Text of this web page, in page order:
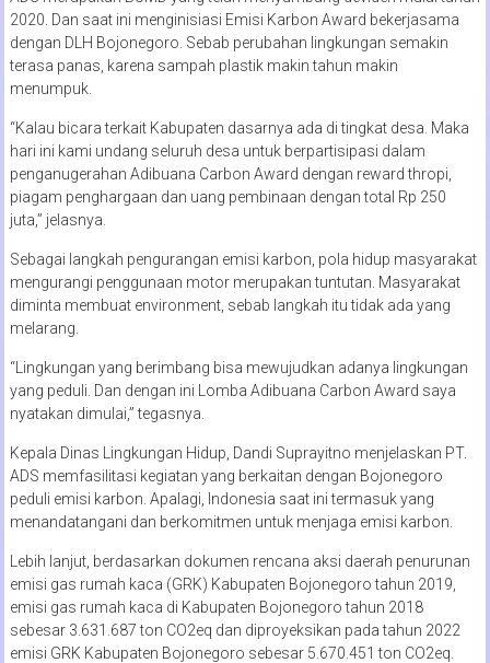
2020. Dan saat ini menginisiasi Emisi Karbon Award bekerjasama
dengan DLH Bojonegoro. Sebab perubahan lingkungan semakin
terasa panas, karena sampah plastik makin tahun makin
menumpuk.
“Kalau bicara terkait Kabupaten dasarnya ada di tingkat desa. Maka
hari ini kami undang seluruh desa untuk berpartisipasi dalam
penganugerahan Adibuana Carbon Award dengan reward thropi,
piagam penghargaan dan uang pembinaan dengan total Rp 250
juta,” jelasnya.
Sebagai langkah pengurangan emisi karbon, pola hidup masyarakat
mengurangi penggunaan motor merupakan tuntutan. Masyarakat
diminta membuat environment, sebab langkah itu tidak ada yang
melarang.
“Lingkungan yang berimbang bisa mewujudkan adanya lingkungan
yang peduli. Dan dengan ini Lomba Adibuana Carbon Award saya
nyatakan dimulai,” tegasnya.
Kepala Dinas Lingkungan Hidup, Dandi Suprayitno menjelaskan PT.
ADS memfasilitasi kegiatan yang berkaitan dengan Bojonegoro
peduli emisi karbon. Apalagi, Indonesia saat ini termasuk yang
menandatangani dan berkomitmen untuk menjaga emisi karbon.
Lebih lanjut, berdasarkan dokumen rencana aksi daerah penurunan
emisi gas rumah kaca (GRK) Kabupaten Bojonegoro tahun 2019,
emisi gas rumah kaca di Kabupaten Bojonegoro tahun 2018
sebesar 3.631.687 ton CO2eq dan diproyeksikan pada tahun 2022
emisi GRK Kabupaten Bojonegoro sebesar 5.670.451 ton CO2eq.